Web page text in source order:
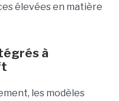
élevées en matière
à
les modèles